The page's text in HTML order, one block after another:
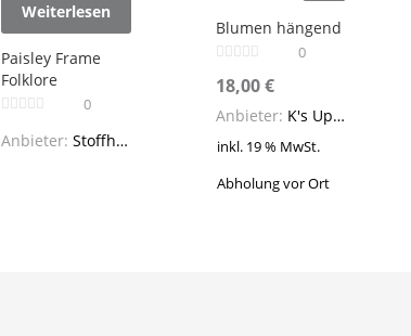
Weiterlesen
Paisley Frame
Folklore
0
Anbieter: Stoffhaus Wendel
Blumen hängend
0
18,00€
Anbieter: K's Upcycling
inkl. 19 % MwSt.
Abholung vor Ort